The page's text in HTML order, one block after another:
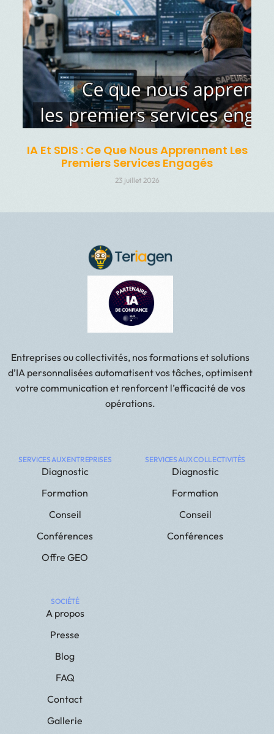
IA Et SDIS : Ce Que Nous Apprennent Les
Premiers Services Engagés
23 juillet 2026
Entreprises ou collectivités, nos formations et solutions
d’IA personnalisées automatisent vos tâches, optimisent
votre communication et renforcent l’efficacité de vos
opérations.
SERVICES AUX ENTREPRISES
Diagnostic
Formation
Conseil
Conférences
Offre GEO
SERVICES AUX COLLECTIVITÉS
Diagnostic
Formation
Conseil
Conférences
SOCIÉTÉ
A propos
Presse
Blog
FAQ
Contact
Gallerie